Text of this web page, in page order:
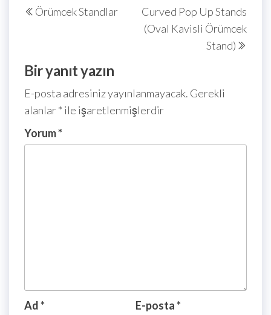
Örümcek Standlar
Curved Pop Up Stands
(Oval Kavisli Örümcek
Stand)
Bir yanıt yazın
E-posta adresiniz yayınlanmayacak. Gerekli
alanlar* ile işaretlenmişlerdir
Yorum*
Ad* E-posta*